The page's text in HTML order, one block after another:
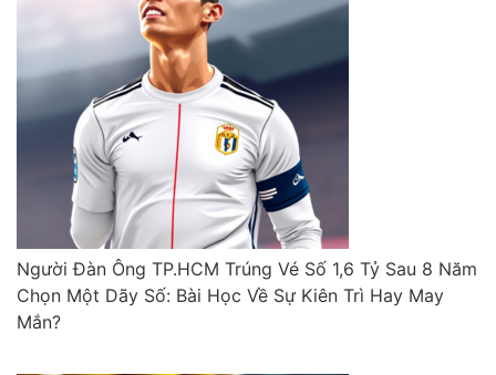
Người Đàn Ông TP.HCM Trúng Vé Số 1,6 Tỷ Sau 8 Năm
Chọn Một Dãy Số: Bài Học Về Sự Kiên Trì Hay May
Mắn?